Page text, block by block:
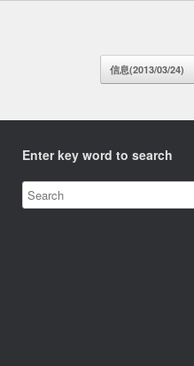
信息(2013/03/24)
Enter key word to search